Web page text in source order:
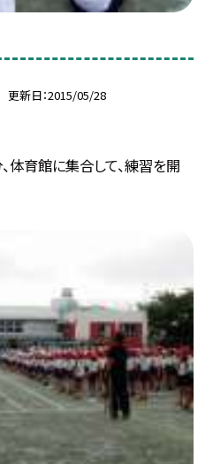
更新日 2015/05/28
体育館に集合して、練習を開